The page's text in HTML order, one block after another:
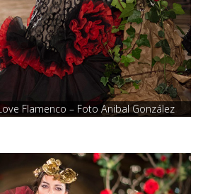
Flamenco – Foto Anibal González